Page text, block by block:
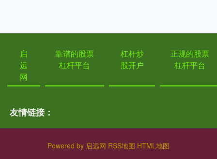
启
远
网
靠谱的股票
杠杆平台
杠杆炒
股开户
正规的股票
杠杆平台
友情链接：
Powered by 启远网 RSS地图 HTML地图